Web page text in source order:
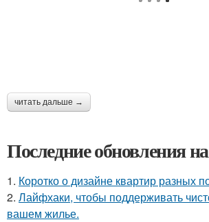
читать дальше →
Последние обновления
1. Коротко о дизайне квартир разных
2. Лайфхаки, чтобы поддерживать
вашем жилье.